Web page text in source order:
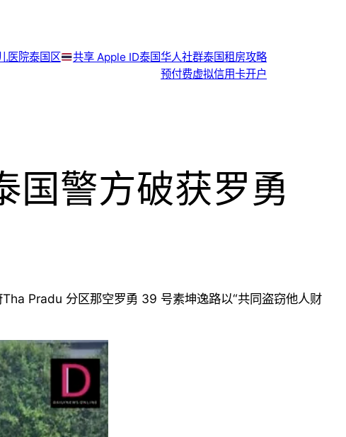
医院泰国区 共享 Apple ID泰国华人社群泰国租房攻略
预付费虚拟信用卡开户
国警方破获罗勇
Pradu 分区那空罗勇 39 号素坤逸路以“共同盗窃他人财